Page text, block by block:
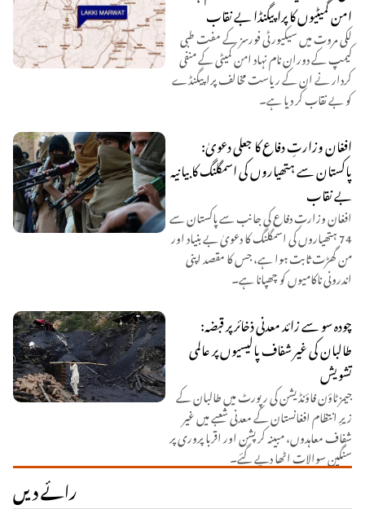
امن کمیٹیوں کا پراپیگنڈا بے نقاب
لکی مروت میں سیکیورٹی فورسز کے مفت طبی
کیمپ کے دوران نام نہاد امن کمیٹی کے منفی
کردار نے ان کے ریاست مخالف پراپیگنڈے
کو بے نقاب کر دیا ہے۔
افغان وزارتِ دفاع کا جعلی دعویٰ:
پاکستان سے ہتھیاروں کی اسمگلنگ کا بیانیہ
بے نقاب
افغان وزارتِ دفاع کی جانب سے پاکستان سے
74 ہتھیاروں کی اسمگلنگ کا دعویٰ بے بنیاد اور
من گھڑت ثابت ہوا ہے، جس کا مقصد اپنی
اندرونی ناکامیوں کو چھپانا ہے۔
چودہ سو سے زائد معدنی ذخائر پر قبضہ:
طالبان کی غیر شفاف پالیسیوں پر عالمی
تشویش
جیمز ٹاؤن فاؤنڈیشن کی رپورٹ میں طالبان کے
زیرِ انتظام افغانستان کے معدنی شعبے میں غیر
شفاف معاہدوں، مبینہ کرپشن اور اقربا پروری پر
سنگین سوالات اٹھا دیے گئے۔
رائے دیں